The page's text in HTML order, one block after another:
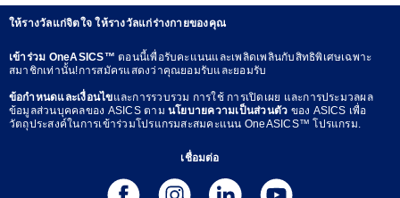
ให้รางวัลแก่จิตใจ ให้รางวัลแก่ร่างกายของคุณ
เข้าร่วม OneASICS™ตอนนี้เพื่อรับคะแนนและเพลิดเพลินกับสิทธิพิเศษเฉพาะ
สมาชิกเท่านั้น!การสมัครแสดงว่าคุณยอมรับและยอมรับ
ข้อกำหนดและเงื่อนไขและการรวบรวม การใช้ การเปิดเผย และการประมวลผล
ข้อมูลส่วนบุคคลของ ASICS ตาม นโยบายความเป็นส่วนตัว ของ ASICS เพื่อ
วัตถุประสงค์ในการเข้าร่วมโปรแกรมสะสมคะแนน OneASICS™ โปรแกรม.
เชื่อมต่อ